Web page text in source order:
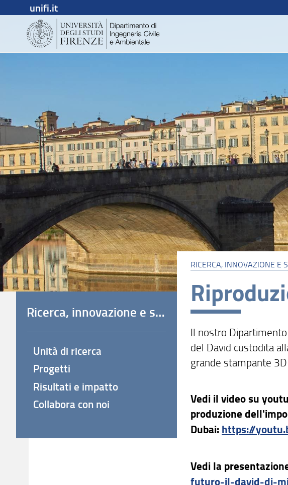
unifi.it
RICERCA, INNOVAZIONE E
Il nostro
del David custodita
grande stampante
Vedi il video su
produzione
Dubai: https://
Vedi la
futuro-il-david-di-
Ricerca, innovazione e società
Unità di ricerca
Progetti
Risultati e impatto
Collabora con noi